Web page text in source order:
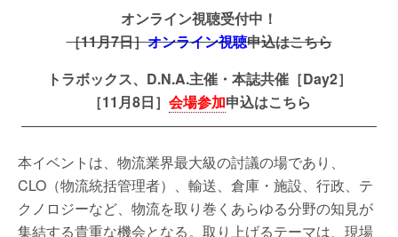
オンライン視聴受付中！
［11月7日］オンライン視聴申込はこちら
トラボックス、D.N.A.主催・本誌共催［Day2］
［11月8日］ 会場参加申込はこちら
—————————————————————————
本イベントは、物流業界最大級の討議の場であり、
CLO（物流統括管理者）、輸送、倉庫・施設、行政、テ
クノロジーなど、物流を取り巻くあらゆる分野の知見が
集結する貴重な機会となる。取り上げるテーマは、現場